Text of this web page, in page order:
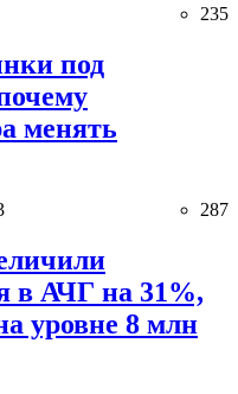
235
под
менять
287
в АЧГ на 31%,
уровне 8 млн